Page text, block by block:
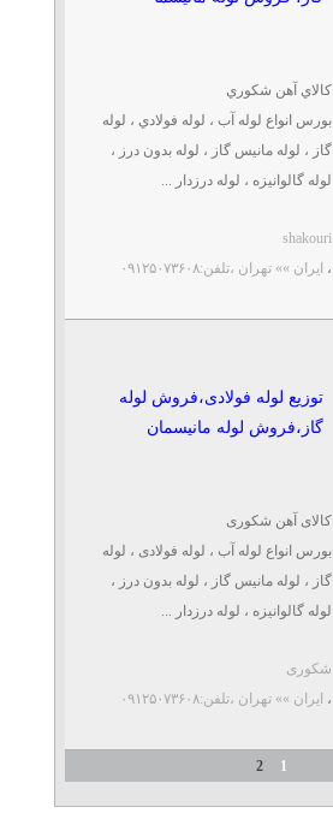
کالاي آهن شکوري
بورس انواع لوله آب ، لوله فولادي ، لوله
گاز ، لوله مانيس گاز ، لوله بدون درز ،
لوله گالوانيزه ، لوله درزدار ...
shakouri
، ایران »» تهران ،تلفن:۰۹۱۲۵۰۷۳۶۰۸
توزیع لوله فولادی،فروش لوله
گاز،فروش لوله مانیسمان
کالای آهن شکوری
بورس انواع لوله آب ، لوله فولادی ، لوله
گاز ، لوله مانیس گاز ، لوله بدون درز ،
لوله گالوانیزه ، لوله درزدار ...
شکوری
، ایران »» تهران ،تلفن:۰۹۱۲۵۰۷۳۶۰۸
1
2